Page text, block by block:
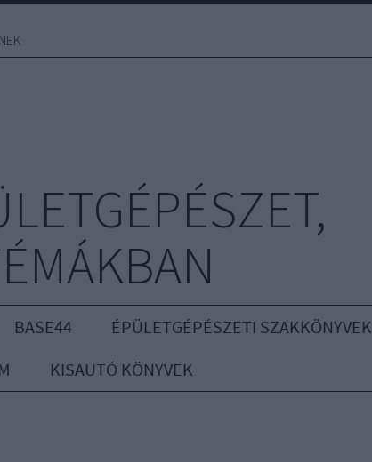
BASE44
ÉPÜLETGÉPÉSZETI SZAKKÖNYVEK
KISAUTÓ KÖNYVEK